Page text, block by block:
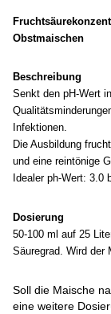
Obstmaischen
Beschreibung
Senkt den pH-Wert
Infektionen.
Die Ausbildung
und eine reintönige
Idealer ph-Wert: 3.0
Dosierung
50-100 ml auf 25
Säuregrad. Wird der
Soll die Maische
eine weitere